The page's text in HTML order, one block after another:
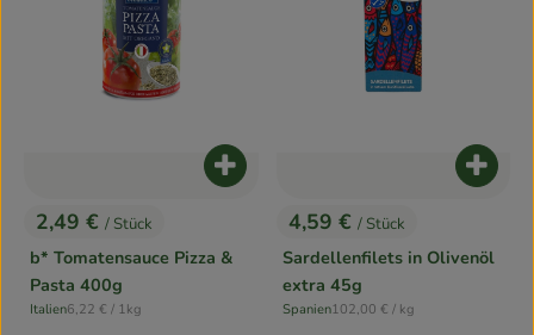
, Preis:
2,49 € / Stück
b* Tomatensauce Pizza &
Pasta 400g
, Herkunft:
Italien, Referenzpreis:
6,22 € / 1kg
Produkt zum Warenkorb hinzufügen
, Preis:
4,59 € / Stück
Sardellenfilets in Olivenöl
extra 45g
, Herkunft:
Spanien, Referenzpreis:
102,00 € / kg